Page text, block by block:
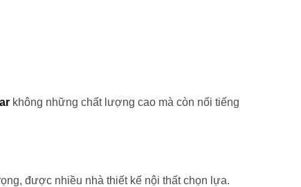
không những chất lượng cao mà còn nổi tiếng
được nhiều nhà thiết kế nội thất chọn lựa.